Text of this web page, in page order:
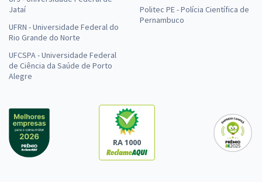
Jataí
UFRN - Universidade Federal do
Rio Grande do Norte
UFCSPA - Universidade Federal
de Ciência da Saúde de Porto
Alegre
Politec PE - Polícia Científica de
Pernambuco
RA 1000